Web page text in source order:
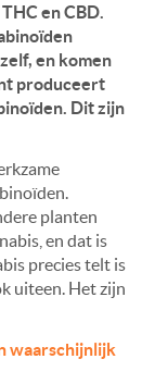
en CBD.
en komen
produceert
Dit zijn
planten
en dat is
precies telt is
uiteen. Het zijn
waarschijnlijk